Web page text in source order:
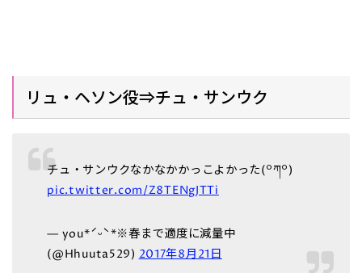
リュ・ヘソン役⇒チュ・サンウク
チュ・サンウクなかなかかっこよかった(꒪ཀ꒪)
pic.twitter.com/Z8TENgJTTi
— you*ˊᵕˋ*※春まで適度に減量中
(@Hhuuta529) 2017年8月21日